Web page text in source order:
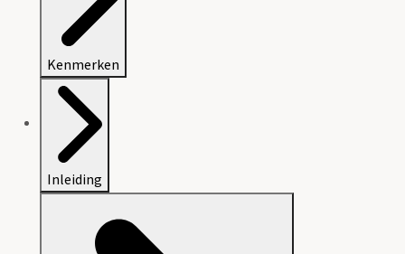
Kenmerken
Inleiding